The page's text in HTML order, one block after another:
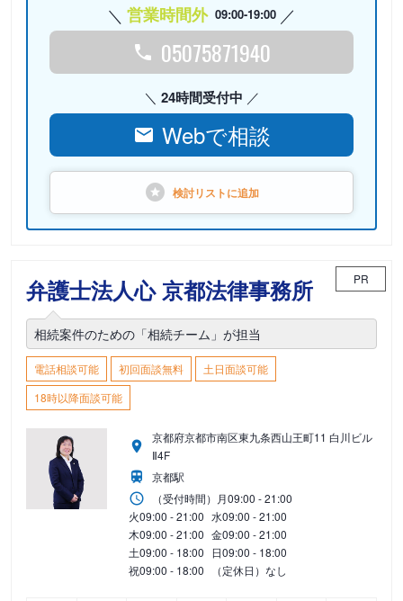
営業時間外 09:00-19:00
05075871940
24時間受付中
Webで相談
検討リストに追加
弁護士法人心 京都法律事務所 PR
相続案件のための「相続チーム」が担当
電話相談可能 初回面談無料
土日面談可能
18時以降面談可能
京都府京都市南区東九条西山王町11 白川ビル
Ⅱ4F
京都駅
（受付時間） 月09:00 - 21:00
火09:00 - 21:00 水09:00 - 21:00
木09:00 - 21:00 金09:00 - 21:00
土09:00 - 18:00 日09:00 - 18:00
祝09:00 - 18:00 （定休日）なし